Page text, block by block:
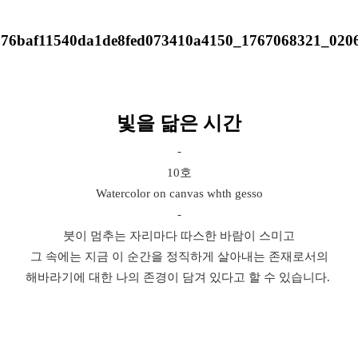
빛을 닮은 시간
-
10호
Watercolor on canvas whth gesso
-
붓이 멈추는 자리마다 따스한 바람이 스미고
그 속에는 지금 이 순간을 정직하게 살아내는 존재로서의
해바라기에 대한 나의 존경이 담겨 있다고 할 수 있습니다.